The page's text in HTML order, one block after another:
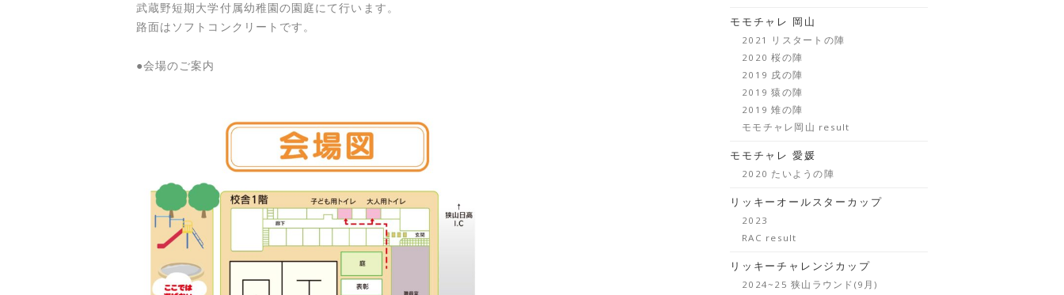
武蔵野短期大学付属幼稚園の園庭にて行います。
路面はソフトコンクリートです。
●会場のご案内
モモチャレ 岡山
2021 リスタートの陣
2020 桜の陣
2019 戌の陣
2019 猿の陣
2019 雉の陣
モモチャレ岡山 result
モモチャレ 愛媛
2020 たいようの陣
リッキーオールスターカップ
2023
RAC result
リッキーチャレンジカップ
2024~25 狭山ラウンド(9月)